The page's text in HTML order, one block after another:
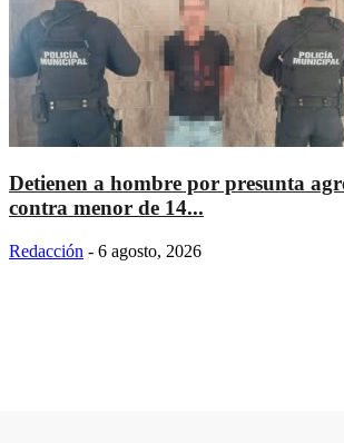
Detienen a hombre por presunta
contra menor de 14...
Redacción - 6 agosto, 2026